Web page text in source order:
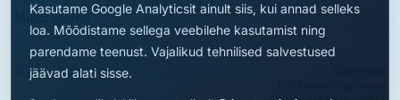
Muud tooted
© 2026 soodsamalt.ee
Kasutame Google Analyticsit ainult siis, kui annad selleks
loa. Mõõdistame sellega veebilehe kasutamist ning
parendame teenust. Vajalikud tehnilised salvestused
jäävad alati sisse.